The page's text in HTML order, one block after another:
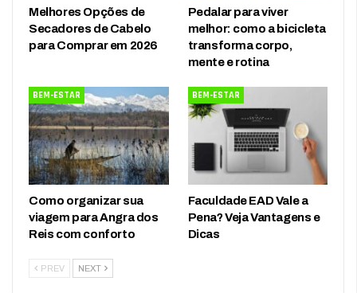
Melhores Opções de
Secadores de Cabelo
para Comprar em 2026
Pedalar para viver
melhor: como a bicicleta
transforma corpo,
mente e rotina
BEM-ESTAR
Como organizar sua
viagem para Angra dos
Reis com conforto
BEM-ESTAR
Faculdade EAD Vale a
Pena? Veja Vantagens e
Dicas
PREV NEXT